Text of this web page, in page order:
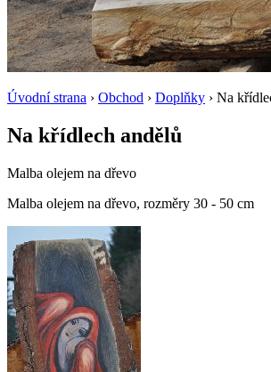
Úvodní strana › Obchod › Doplňky › Na
Na křídlech andělů
Malba olejem na dřevo
Malba olejem na dřevo, rozměry 30 - 50 cm